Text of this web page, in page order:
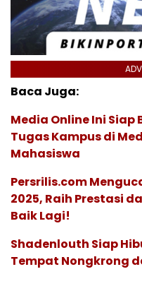
Baca Juga:
Media Online Ini
Tugas Kampus di
Mahasiswa
Persrilis.com
2025, Raih Prestasi
Baik Lagi!
Shadenlouth Siap
Tempat Nongkrong